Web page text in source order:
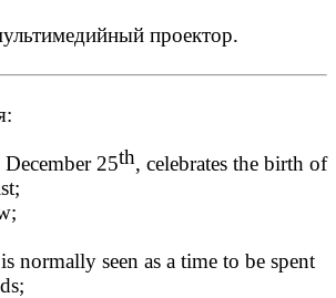
проектор.
25th, celebrates the birth of
normally seen as a time to be spent